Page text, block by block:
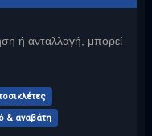
ή ανταλλαγή, μπορεί
& αναβάτη